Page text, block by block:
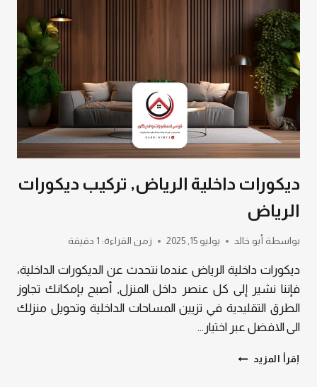
ديكورات داخلية الرياض, تركيب ديكورات
الرياض
بواسطة أبو خالد يوليو 15, 2025 زمن القراءة: 1 دقيقة
ديكورات داخلية الرياض عندما نتحدث عن الديكورات الداخلية،
فإننا نشير إلى كل عنصر داخل المنزل, أصبح بإمكانك تجاوز
الطرق التقليدية في تزيين المساحات الداخلية وتحويل منزلك
الى الافضل عبر اختيار…
إقرأ المزيد ديكورات